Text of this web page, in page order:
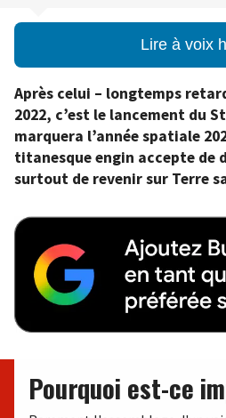
Lire à voix
Après celui – longtemps
2022, c’est le lancement du
marquera l’année spatiale
titanesque engin accepte de
surtout de revenir sur Terre
Pourquoi est-ce